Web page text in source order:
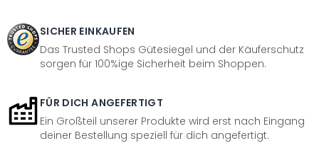
SICHER EINKAUFEN
Das Trusted Shops Gütesiegel und der Käuferschutz
sorgen für 100%ige Sicherheit beim Shoppen.
FÜR DICH ANGEFERTIGT
Ein Großteil unserer Produkte wird erst nach Eingang
deiner Bestellung speziell für dich angefertigt.